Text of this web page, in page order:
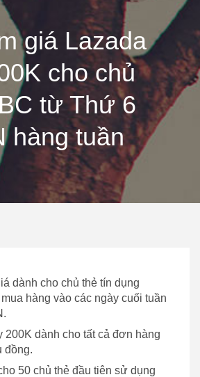
giá Lazada
cho chủ
từ Thứ 6
hàng tuần
dành cho chủ thẻ tín dụng
hàng vào các ngày cuối tuần
200K dành cho tất cả đơn hàng
đồng.
50 chủ thẻ đầu tiên sử dụng